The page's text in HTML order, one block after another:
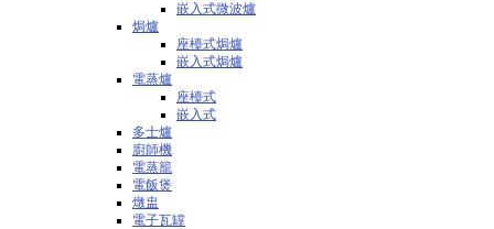
嵌入式微波爐
焗爐
座檯式焗爐
嵌入式焗爐
電蒸爐
座檯式
嵌入式
多士爐
廚師機
電蒸籠
電飯煲
燉盅
電子瓦罉